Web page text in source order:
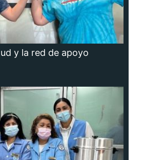
y la red de apoyo